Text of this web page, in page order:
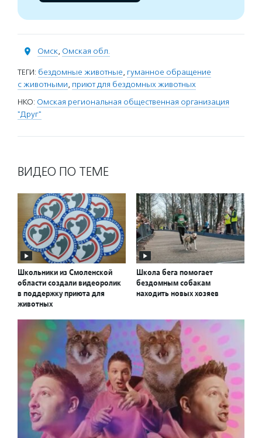
Омск, Омская обл.
ТЕГИ: бездомные животные, гуманное обращение
с животными, приют для бездомных животных
НКО: Омская региональная общественная организация
"Друг"
ВИДЕО ПО ТЕМЕ
Школьники из Смоленской
области создали видеоролик
в поддержку приюта для
животных
Школа бега помогает
бездомным собакам
находить новых хозяев